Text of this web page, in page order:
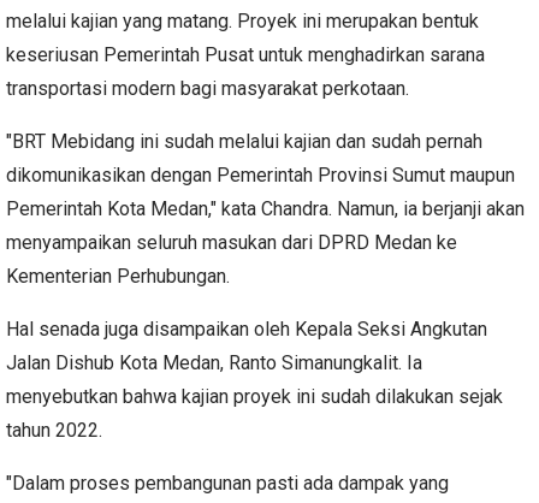
melalui kajian yang matang. Proyek ini merupakan bentuk
keseriusan Pemerintah Pusat untuk menghadirkan sarana
transportasi modern bagi masyarakat perkotaan.
"BRT Mebidang ini sudah melalui kajian dan sudah pernah
dikomunikasikan dengan Pemerintah Provinsi Sumut maupun
Pemerintah Kota Medan," kata Chandra. Namun, ia berjanji akan
menyampaikan seluruh masukan dari DPRD Medan ke
Kementerian Perhubungan.
Hal senada juga disampaikan oleh Kepala Seksi Angkutan
Jalan Dishub Kota Medan, Ranto Simanungkalit. Ia
menyebutkan bahwa kajian proyek ini sudah dilakukan sejak
tahun 2022.
"Dalam proses pembangunan pasti ada dampak yang